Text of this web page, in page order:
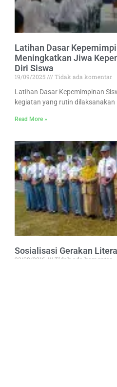
Latihan Dasar
Meningkatkan Jiwa
Diri Siswa
19/09/2025
Tidak ada komentar
Latihan Dasar Kepemimpinan
kegiatan yang rutin dilaksanakan
Read More »
Sosialisasi Gerakan
23/08/2016
Tidak ada komentar